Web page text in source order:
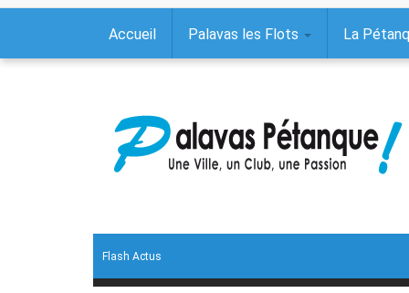
Accueil Palavas les Flots La
Flash Actus